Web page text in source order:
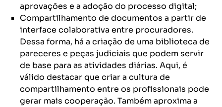
aprovações e a adoção do processo digital;
Compartilhamento de documentos a partir de
interface colaborativa entre procuradores.
Dessa forma, há a criação de uma biblioteca de
pareceres e peças judiciais que podem servir
de base para as atividades diárias. Aqui, é
válido destacar que criar a cultura de
compartilhamento entre os profissionais pode
gerar mais cooperação. Também aproxima a